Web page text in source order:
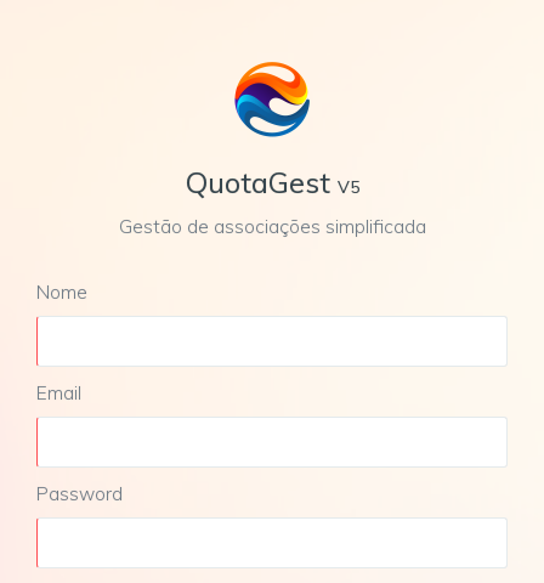
QuotaGest V5
Gestão de associações simplificada
Nome
Email
Password